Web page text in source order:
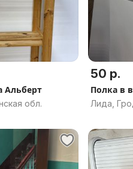
Альберт
обл.
50 р.
Полка в
Лида,